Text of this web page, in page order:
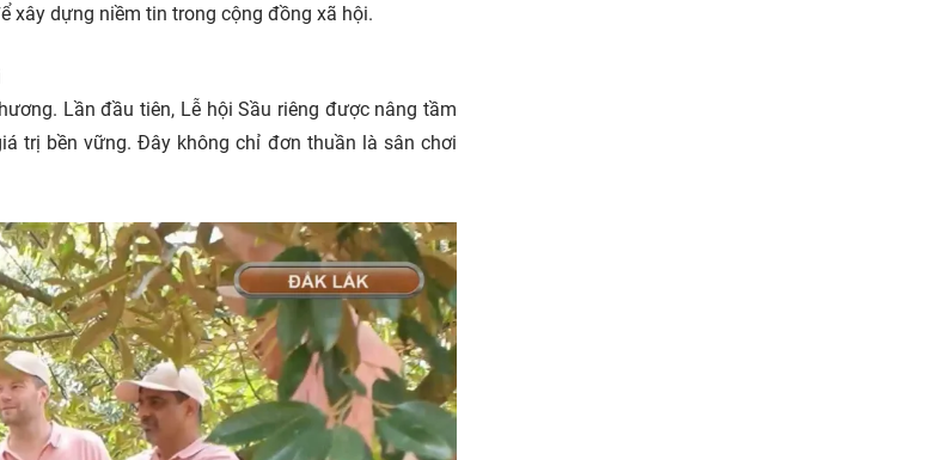
xây dựng niềm tin trong cộng đồng xã hội.
Lần đầu tiên, Lễ hội Sầu riêng được nâng tầm
trị bền vững. Đây không chỉ đơn thuần là sân chơi